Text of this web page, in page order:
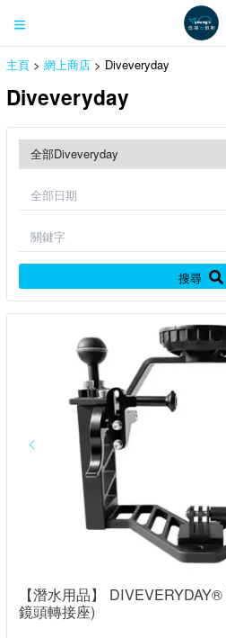
主頁> 網上商店> Diveveryday
Diveveryday
搜尋
【潛水用品】
鏡頭轉接座)